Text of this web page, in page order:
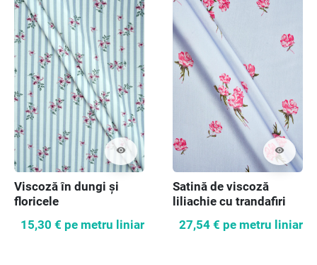
visibility
Viscoză în dungi și
floricele
15,30 € pe metru liniar
visibility
Satină de viscoză
liliachie cu trandafiri
27,54 € pe metru liniar